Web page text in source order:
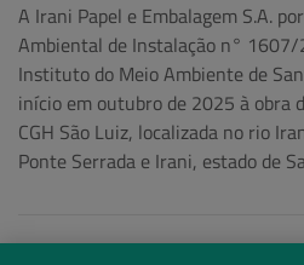
A Irani Papel e Embalagem S.A.
Ambiental de Instalação n°
Instituto do Meio Ambiente de
início em outubro de 2025 à obra
CGH São Luiz, localizada no rio
Ponte Serrada e Irani, estado de